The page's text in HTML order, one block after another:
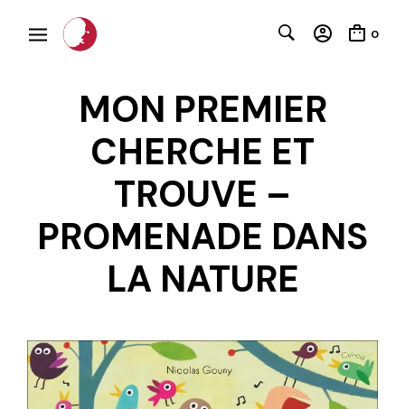
0
MON PREMIER
CHERCHE ET
TROUVE –
PROMENADE DANS
LA NATURE